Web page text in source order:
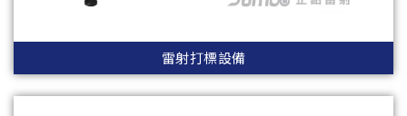
雷射打標設備